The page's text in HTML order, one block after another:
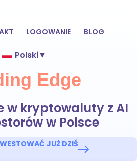
LOGOWANIE BLOG
Polski▼
Edge
w kryptowaluty z AI
w Polsce
JUŻ DZIŚ